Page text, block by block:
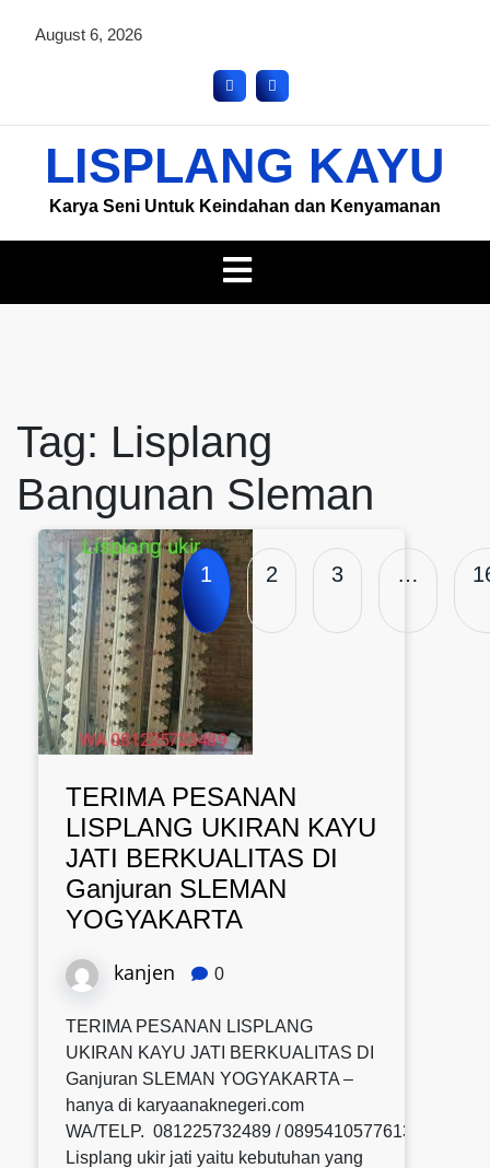
August 6, 2026
LISPLANG KAYU
Karya Seni Untuk Keindahan dan Kenyamanan
Tag: Lisplang
Bangunan Sleman
TERIMA PESANAN
LISPLANG UKIRAN KAYU
JATI BERKUALITAS DI
Ganjuran SLEMAN
YOGYAKARTA
kanjen 0
TERIMA PESANAN LISPLANG
UKIRAN KAYU JATI BERKUALITAS DI
Ganjuran SLEMAN YOGYAKARTA –
hanya di karyaanaknegeri.com
WA/TELP. 081225732489 / 0895410577613 /
Lisplang ukir jati yaitu kebutuhan yang
1 2 3 …